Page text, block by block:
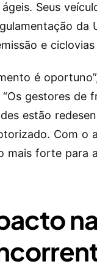
Seus
da
e
é
“Os gestores de
estão
Com o
mais forte para